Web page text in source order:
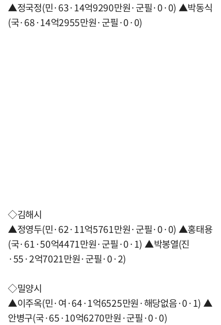
▲정국정(민·63·14억9290만원·군필·0·0) ▲박동식
(국·68·14억2955만원·군필·0·0)
◇김해시
▲정영두(민·62·11억5761만원·군필·0·0) ▲홍태용
(국·61·50억4471만원·군필·0·1) ▲박봉열(진
·55·2억7021만원·군필·0·2)
◇밀양시
▲이주옥(민·여·64·1억6525만원·해당없음·0·1) ▲
안병구(국·65·10억6270만원·군필·0·0)